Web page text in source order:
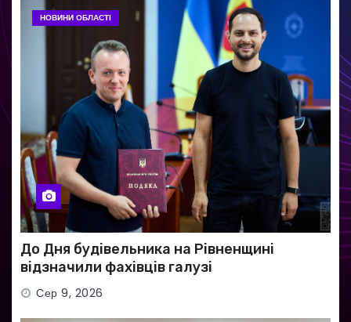
НОВИНИ ОБЛАСТІ
До Дня будівельника на Рівненщині
відзначили фахівців галузі
Сер 9, 2026